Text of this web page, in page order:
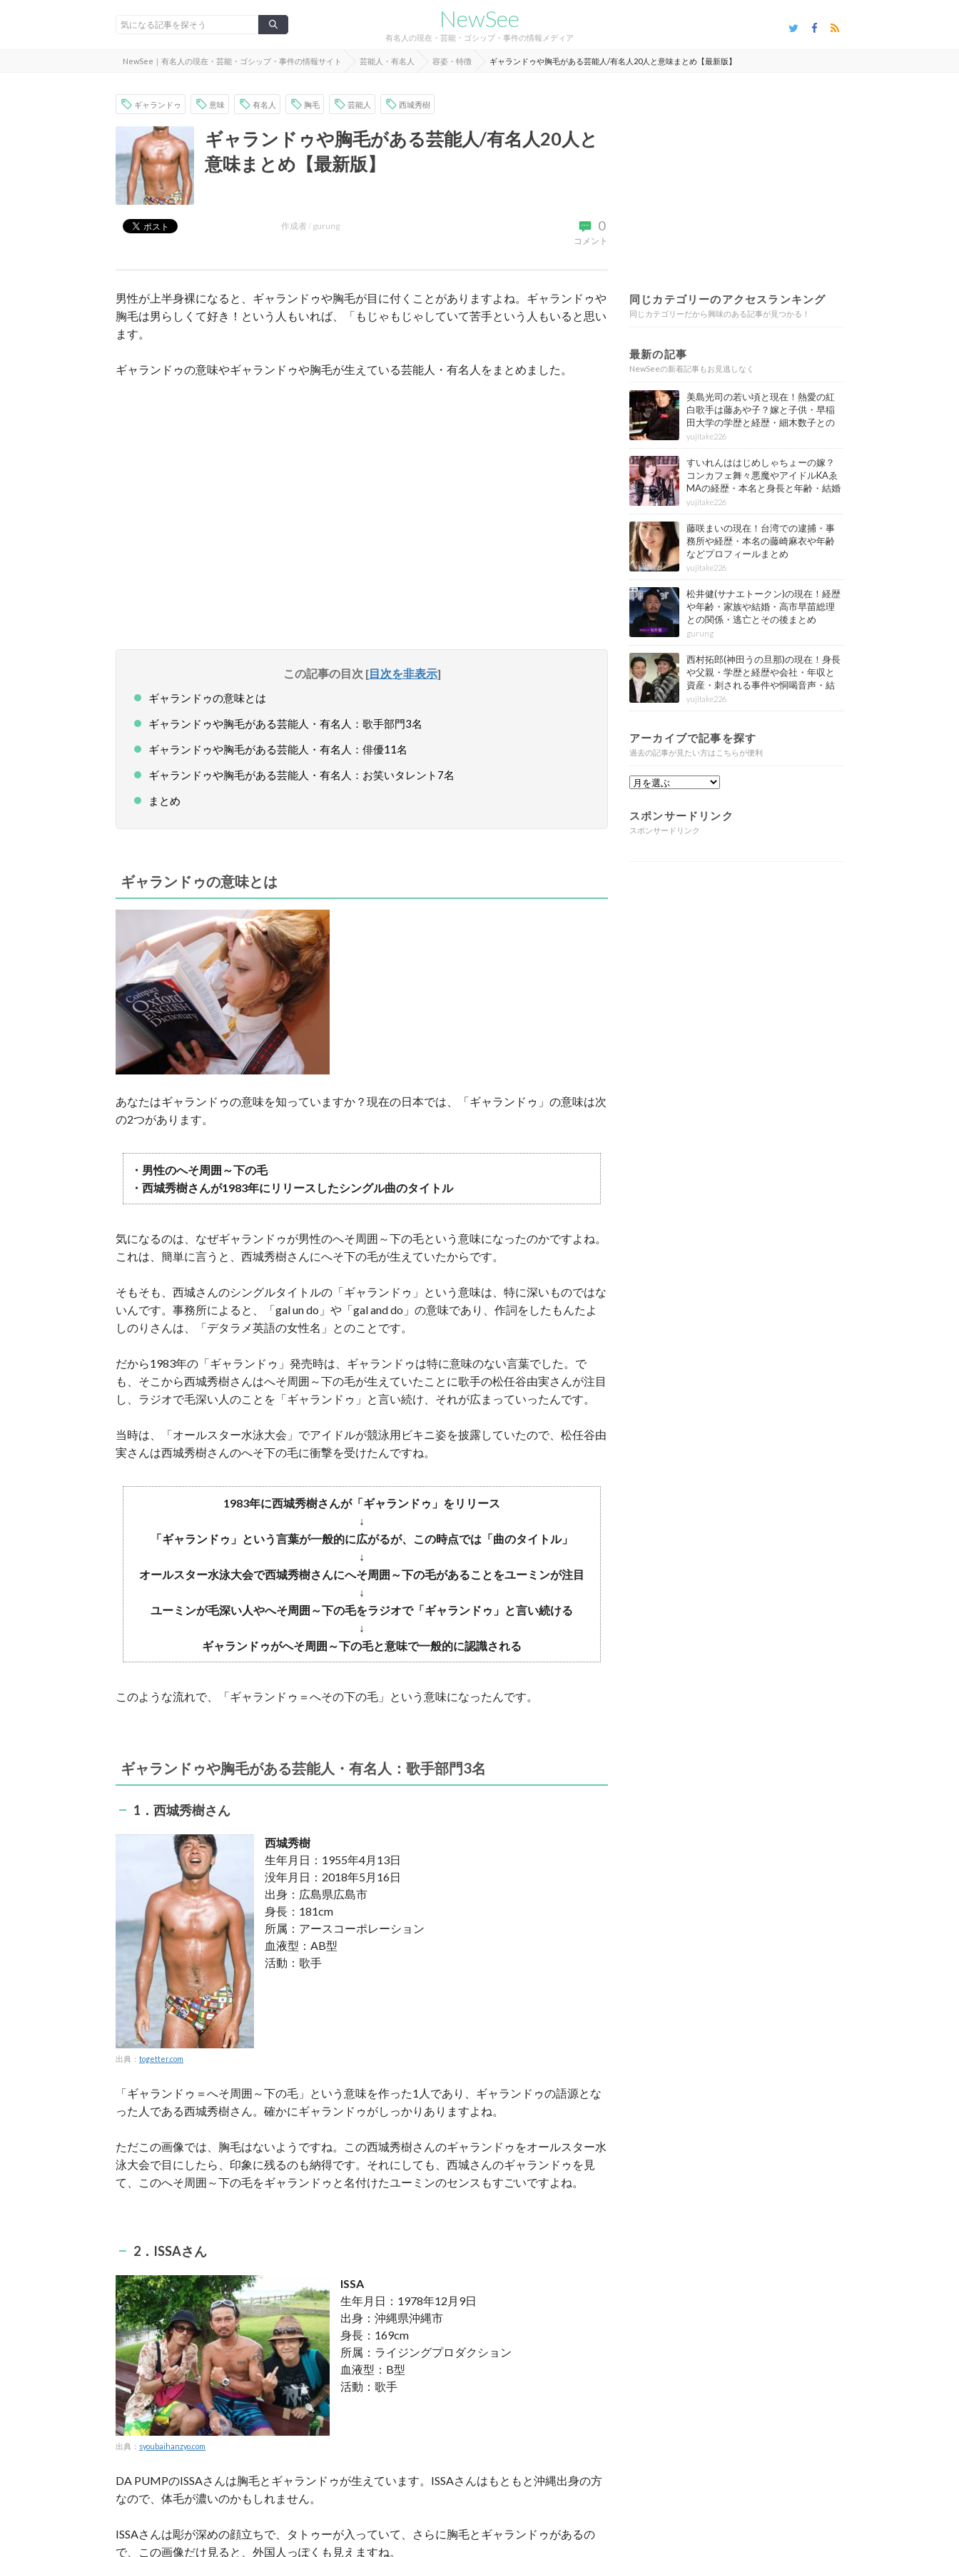
NewSee
有名人の現在・芸能・ゴシップ・事件の情報メディア
NewSee｜有名人の現在・芸能・ゴシップ・事件の情報サイト 芸能人・有名人 容姿・特徴 ギャランドゥや胸毛がある芸能人/有名人20人と意味まとめ【最新版】
ギャランドゥ 意味 有名人 胸毛 芸能人 西城秀樹
ギャランドゥや胸毛がある芸能人/有名人20人と
意味まとめ【最新版】
0
コメント
作成者 / gurung
男性が上半身裸になると、ギャランドゥや胸毛が目に付くことがありますよね。ギャランドゥや
胸毛は男らしくて好き！という人もいれば、「もじゃもじゃしていて苦手という人もいると思い
ます。
ギャランドゥの意味やギャランドゥや胸毛が生えている芸能人・有名人をまとめました。
この記事の目次 [目次を非表示]
ギャランドゥの意味とは
ギャランドゥや胸毛がある芸能人・有名人：歌手部門3名
ギャランドゥや胸毛がある芸能人・有名人：俳優11名
ギャランドゥや胸毛がある芸能人・有名人：お笑いタレント7名
まとめ
ギャランドゥの意味とは
あなたはギャランドゥの意味を知っていますか？現在の日本では、「ギャランドゥ」の意味は次
の2つがあります。
・男性のへそ周囲～下の毛
・西城秀樹さんが1983年にリリースしたシングル曲のタイトル
気になるのは、なぜギャランドゥが男性のへそ周囲～下の毛という意味になったのかですよね。
これは、簡単に言うと、西城秀樹さんにへそ下の毛が生えていたからです。
そもそも、西城さんのシングルタイトルの「ギャランドゥ」という意味は、特に深いものではな
いんです。事務所によると、「gal un do」や「gal and do」の意味であり、作詞をしたもんたよ
しのりさんは、「デタラメ英語の女性名」とのことです。
だから1983年の「ギャランドゥ」発売時は、ギャランドゥは特に意味のない言葉でした。で
も、そこから西城秀樹さんはへそ周囲～下の毛が生えていたことに歌手の松任谷由実さんが注目
し、ラジオで毛深い人のことを「ギャランドゥ」と言い続け、それが広まっていったんです。
当時は、「オールスター水泳大会」でアイドルが競泳用ビキニ姿を披露していたので、松任谷由
実さんは西城秀樹さんのへそ下の毛に衝撃を受けたんですね。
1983年に西城秀樹さんが「ギャランドゥ」をリリース
↓
「ギャランドゥ」という言葉が一般的に広がるが、この時点では「曲のタイトル」
↓
オールスター水泳大会で西城秀樹さんにへそ周囲～下の毛があることをユーミンが注目
↓
ユーミンが毛深い人やへそ周囲～下の毛をラジオで「ギャランドゥ」と言い続ける
↓
ギャランドゥがへそ周囲～下の毛と意味で一般的に認識される
このような流れで、「ギャランドゥ＝へその下の毛」という意味になったんです。
ギャランドゥや胸毛がある芸能人・有名人：歌手部門3名
1．西城秀樹さん
出典： togetter.com
西城秀樹
生年月日：1955年4月13日
没年月日：2018年5月16日
出身：広島県広島市
身長：181cm
所属：アースコーポレーション
血液型：AB型
活動：歌手
「ギャランドゥ＝へそ周囲～下の毛」という意味を作った1人であり、ギャランドゥの語源とな
った人である西城秀樹さん。確かにギャランドゥがしっかりありますよね。
ただこの画像では、胸毛はないようですね。この西城秀樹さんのギャランドゥをオールスター水
泳大会で目にしたら、印象に残るのも納得です。それにしても、西城さんのギャランドゥを見
て、このへそ周囲～下の毛をギャランドゥと名付けたユーミンのセンスもすごいですよね。
2．ISSAさん
出典： syoubaihanzyo.com
ISSA
生年月日：1978年12月9日
出身：沖縄県沖縄市
身長：169cm
所属：ライジングプロダクション
血液型：B型
活動：歌手
DA PUMPのISSAさんは胸毛とギャランドゥが生えています。ISSAさんはもともと沖縄出身の方
なので、体毛が濃いのかもしれません。
ISSAさんは彫が深めの顔立ちで、タトゥーが入っていて、さらに胸毛とギャランドゥがあるの
で、この画像だけ見ると、外国人っぽくも見えますね。
同じカテゴリーのアクセスランキング
同じカテゴリーだから興味のある記事が見つかる！
最新の記事
NewSeeの新着記事もお見逃しなく
美島光司の若い頃と現在！熱愛の紅
白歌手は藤あや子？嫁と子供・早稲
田大学の学歴と経歴・細木数子との
確執もまとめ
yujitake226
すいれんははじめしゃちょーの嫁？
コンカフェ舞々悪魔やアイドルKAゑ
MAの経歴・本名と身長と年齢・結婚
情報もまとめ
yujitake226
藤咲まいの現在！台湾での逮捕・事
務所や経歴・本名の藤崎麻衣や年齢
などプロフィールまとめ
yujitake226
松井健(サナエトークン)の現在！経歴
や年齢・家族や結婚・高市早苗総理
との関係・逃亡とその後まとめ
gurung
西村拓郎(神田うの旦那)の現在！身長
や父親・学歴と経歴や会社・年収と
資産・刺される事件や恫喝音声・結
婚と子供や自宅・脳梗塞の病気もま
とめ
yujitake226
アーカイブで記事を探す
過去の記事が見たい方はこちらが便利
スポンサードリンク
スポンサードリンク